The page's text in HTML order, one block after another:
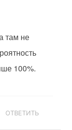
там не
100%.
ОТВЕТИТЬ